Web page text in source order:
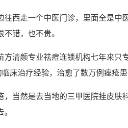
往西走一个中医门诊，里面全是中
错，也不贵。
方清颜专业祛痘连锁机构七年来
床治疗经验，治愈了数万例痤疮患
，当然是去当地的三甲医院挂皮肤